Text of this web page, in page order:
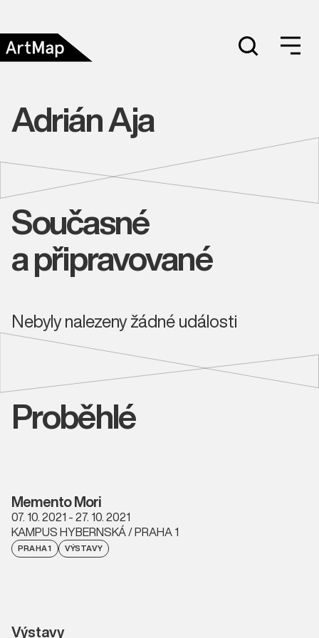
Adrián Aja
Současné
a připravované
Nebyly nalezeny žádné události
Proběhlé
Memento Mori
07. 10. 2021 - 27. 10. 2021
KAMPUS HYBERNSKÁ / PRAHA 1
PRAHA 1 VÝSTAVY
Výstavy